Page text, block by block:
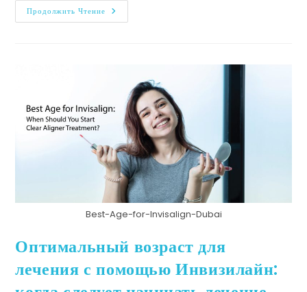
Продолжить Чтение
Best-Age-for-Invisalign-Dubai
Оптимальный возраст для
лечения с помощью Инвизилайн: